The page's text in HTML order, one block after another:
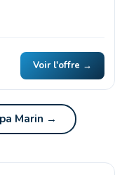
Voir l'offre →
Marin →